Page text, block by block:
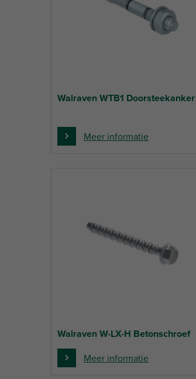
Walraven WTB1 Doorsteekanker
Meer informatie
Walraven W-LX-H Betonschroef
Meer informatie